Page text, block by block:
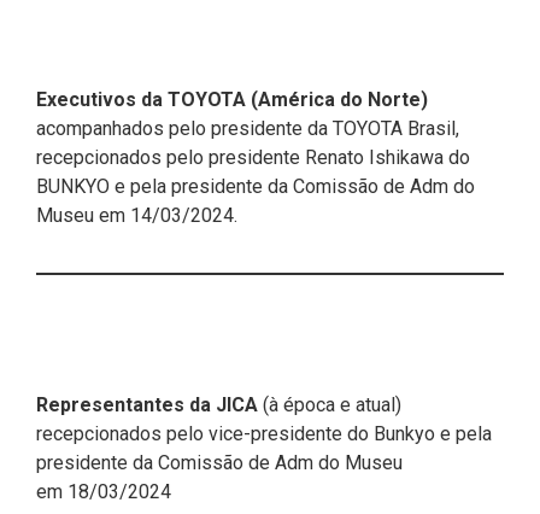
Executivos da TOYOTA (América do Norte)
acompanhados pelo presidente da TOYOTA Brasil,
recepcionados pelo presidente Renato Ishikawa do
BUNKYO e pela presidente da Comissão de Adm do
Museu em 14/03/2024.
Representantes da JICA (à época e atual)
recepcionados pelo vice-presidente do Bunkyo e pela
presidente da Comissão de Adm do Museu
em 18/03/2024